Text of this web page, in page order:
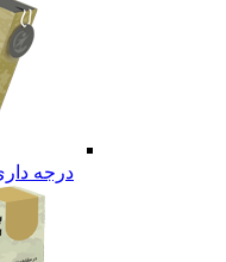
درجه داری